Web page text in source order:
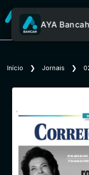
AYA Bancah
Início ❯ Jornais ❯